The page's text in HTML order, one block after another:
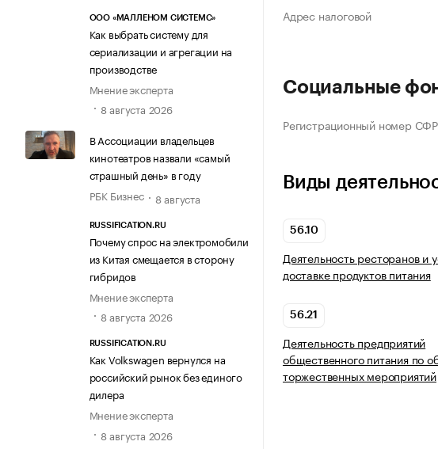
ООО «МАЛЛЕНОМ СИСТЕМС»
Как выбрать систему для
сериализации и агрегации на
производстве
Мнение эксперта
8 августа 2026
В Ассоциации владельцев
кинотеатров назвали «самый
страшный день» в году
РБК Бизнес
8 августа
RUSSIFICATION.RU
Почему спрос на электромобили
из Китая смещается в сторону
гибридов
Мнение эксперта
8 августа 2026
RUSSIFICATION.RU
Как Volkswagen вернулся на
российский рынок без единого
дилера
Мнение эксперта
8 августа 2026
Адрес налоговой
Социальные
Регистрационный номер СФР
Виды
56.10
Деятельность ресторанов и
доставке продуктов питания
56.21
Деятельность предприятий
общественного питания по
торжественных мероприятий